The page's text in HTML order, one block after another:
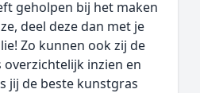
geholpen bij het maken
deel deze dan met je
Zo kunnen ook zij de
inzien en
jij de beste kunstgras